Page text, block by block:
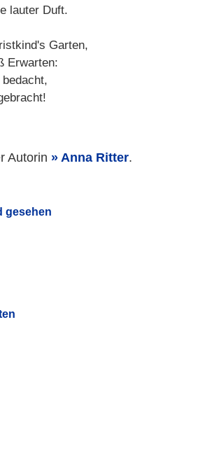
lauter Duft.
Garten,
Erwarten:
Autorin Anna Ritter.
gesehen